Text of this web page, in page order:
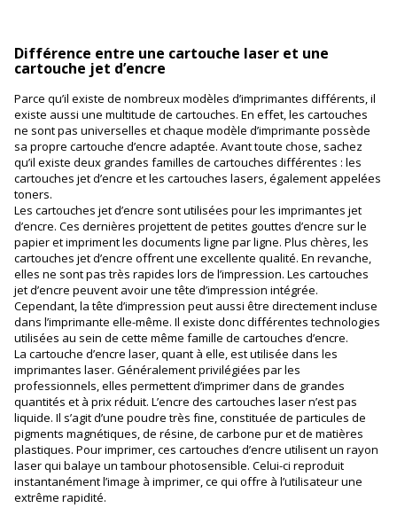
Différence entre une cartouche laser et une
cartouche jet d’encre
Parce qu’il existe de nombreux modèles d’imprimantes différents, il
existe aussi une multitude de cartouches. En effet, les cartouches
ne sont pas universelles et chaque modèle d’imprimante possède
sa propre cartouche d’encre adaptée. Avant toute chose, sachez
qu’il existe deux grandes familles de cartouches différentes : les
cartouches jet d’encre et les cartouches lasers, également appelées
toners.
Les cartouches jet d’encre sont utilisées pour les imprimantes jet
d’encre. Ces dernières projettent de petites gouttes d’encre sur le
papier et impriment les documents ligne par ligne. Plus chères, les
cartouches jet d’encre offrent une excellente qualité. En revanche,
elles ne sont pas très rapides lors de l’impression. Les cartouches
jet d’encre peuvent avoir une tête d’impression intégrée.
Cependant, la tête d’impression peut aussi être directement incluse
dans l’imprimante elle-même. Il existe donc différentes technologies
utilisées au sein de cette même famille de cartouches d’encre.
La cartouche d’encre laser, quant à elle, est utilisée dans les
imprimantes laser. Généralement privilégiées par les
professionnels, elles permettent d’imprimer dans de grandes
quantités et à prix réduit. L’encre des cartouches laser n’est pas
liquide. Il s’agit d’une poudre très fine, constituée de particules de
pigments magnétiques, de résine, de carbone pur et de matières
plastiques. Pour imprimer, ces cartouches d’encre utilisent un rayon
laser qui balaye un tambour photosensible. Celui-ci reproduit
instantanément l’image à imprimer, ce qui offre à l’utilisateur une
extrême rapidité.